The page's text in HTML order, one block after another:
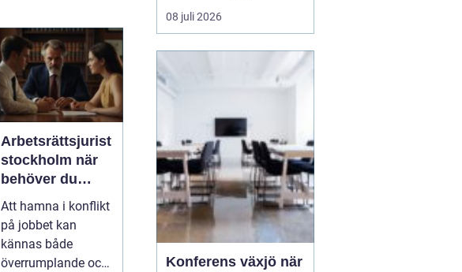
Arbetsrättsjurist
stockholm när
behöver du
professionell
hjälp i
arbetslivet?
Att hamna i konflikt
på jobbet kan
kännas både
överrumplande och
explosioner i
arbetsmiljöer där
vätskor eller damm kan
skapa risker...
08 juli 2026
Konferens växjö när